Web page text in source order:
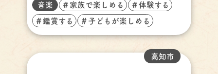
音楽
＃家族で楽しめる ＃体験する
＃鑑賞する ＃子どもが楽しめる
高知市